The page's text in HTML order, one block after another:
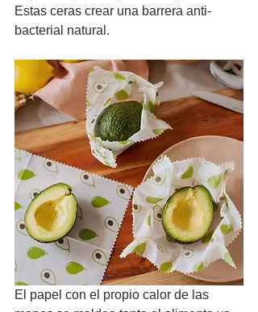
Estas ceras crear una barrera anti-
bacterial natural.
El papel con el propio calor de las